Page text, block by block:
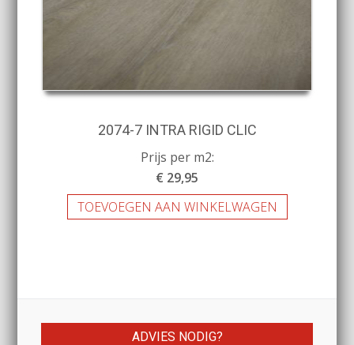
2074-7 INTRA RIGID CLIC
Prijs per m2:
€ 29,95
TOEVOEGEN AAN WINKELWAGEN
ADVIES NODIG?